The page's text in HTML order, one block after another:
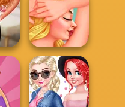
Insta Girls Spa
Day
Beach Spa Salon